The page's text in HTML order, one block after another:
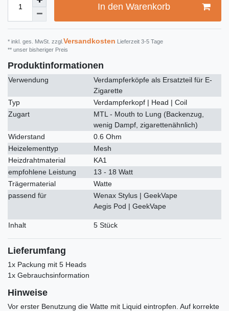
In den Warenkorb
* inkl. ges. MwSt. zzgl. Versandkosten Lieferzeit 3-5 Tage
** unser bisheriger Preis
Produktinformationen
Verwendung
Verdampferköpfe als Ersatzteil für E-
Zigarette
Typ
Verdampferkopf | Head | Coil
Zugart
MTL - Mouth to Lung (Backenzug,
wenig Dampf, zigarettenähnlich)
Widerstand
0.6 Ohm
Heizelementtyp
Mesh
Heizdrahtmaterial
KA1
empfohlene Leistung
13 - 18 Watt
Trägermaterial
Watte
passend für
Wenax Stylus | GeekVape
Aegis Pod | GeekVape
Inhalt 5 Stück
Lieferumfang
1x Packung mit 5 Heads
1x Gebrauchsinformation
Hinweise
Vor erster Benutzung die Watte mit Liquid eintropfen. Auf korrekte